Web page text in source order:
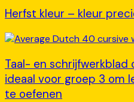
Herfst kleur – kleur
Taal- en schrijfwerkblad
ideaal voor groep 3 om
te oefenen